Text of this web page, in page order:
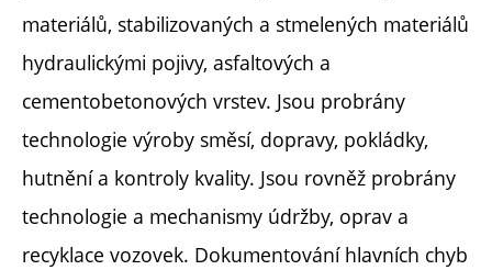
materiálů, stabilizovaných a stmelených materiálů
hydraulickými pojivy, asfaltových a
cementobetonových vrstev. Jsou probrány
technologie výroby směsí, dopravy, pokládky,
hutnění a kontroly kvality. Jsou rovněž probrány
technologie a mechanismy údržby, oprav a
recyklace vozovek. Dokumentování hlavních chyb